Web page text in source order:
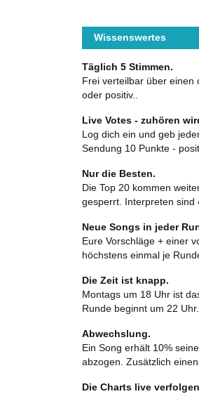
Wissenswertes
Täglich 5 Stimmen.
Frei verteilbar über einen
oder positiv..
Live Votes - zuhören
Log dich ein und geb
Sendung 10 Punkte -
Nur die Besten.
Die Top 20 kommen
gesperrt. Interpreten sind
Neue Songs in jeder
Eure Vorschläge + einer
höchstens einmal je
Die Zeit ist knapp.
Montags um 18 Uhr ist
Runde beginnt um 22 Uhr.
Abwechslung.
Ein Song erhält 10%
abzogen. Zusätzlich
Die Charts live